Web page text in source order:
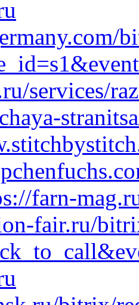
services/
farn-
fair.ru/